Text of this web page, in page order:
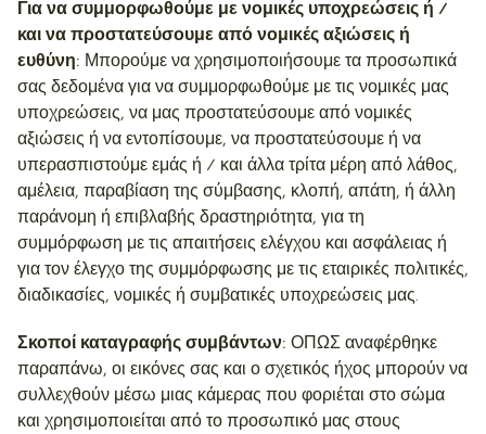
Για να συμμορφωθούμε με νομικές υποχρεώσεις ή /
και να προστατεύσουμε από νομικές αξιώσεις ή
ευθύνη: Μπορούμε να χρησιμοποιήσουμε τα προσωπικά
σας δεδομένα για να συμμορφωθούμε με τις νομικές μας
υποχρεώσεις, να μας προστατεύσουμε από νομικές
αξιώσεις ή να εντοπίσουμε, να προστατεύσουμε ή να
υπερασπιστούμε εμάς ή / και άλλα τρίτα μέρη από λάθος,
αμέλεια, παραβίαση της σύμβασης, κλοπή, απάτη, ή άλλη
παράνομη ή επιβλαβής δραστηριότητα, για τη
συμμόρφωση με τις απαιτήσεις ελέγχου και ασφάλειας ή
για τον έλεγχο της συμμόρφωσης με τις εταιρικές πολιτικές,
διαδικασίες, νομικές ή συμβατικές υποχρεώσεις μας.
Σκοποί καταγραφής συμβάντων: ΟΠΩΣ αναφέρθηκε
παραπάνω, οι εικόνες σας και ο σχετικός ήχος μπορούν να
συλλεχθούν μέσω μιας κάμερας που φοριέται στο σώμα
και χρησιμοποιείται από το προσωπικό μας στους